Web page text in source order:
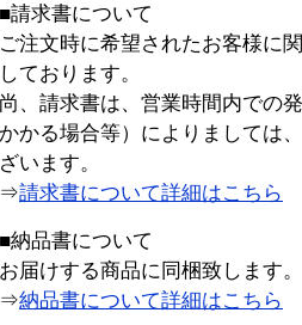
■請求書について
ご注文時に希望されたお客様に
しております。
尚、請求書は、営業時間内での
かかる場合等）によりましては
ざいます。
⇒請求書について詳細はこちら
■納品書について
お届けする商品に同梱致します。
⇒納品書について詳細はこちら